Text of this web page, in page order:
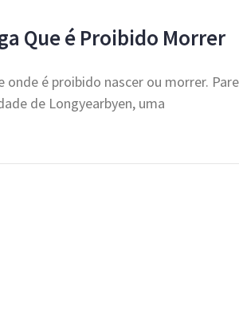
Que é Proibido Morrer
onde é proibido nascer ou morrer.
de Longyearbyen, uma